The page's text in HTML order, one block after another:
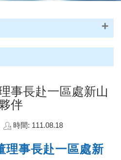
事長赴一區處新山
伴
時間: 111.08.18
理事長赴一區處新